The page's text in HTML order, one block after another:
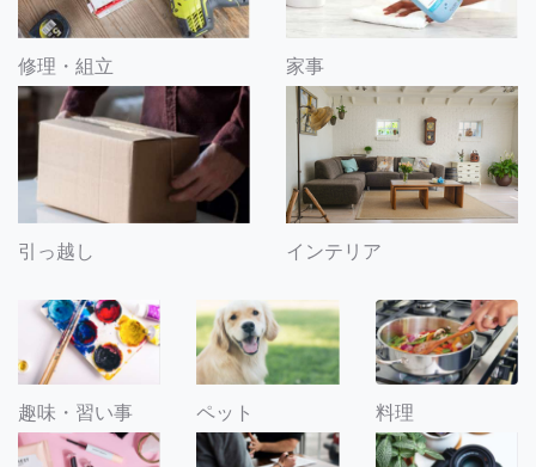
修理・組立 家事
引っ越し インテリア
趣味・習い事 ペット 料理